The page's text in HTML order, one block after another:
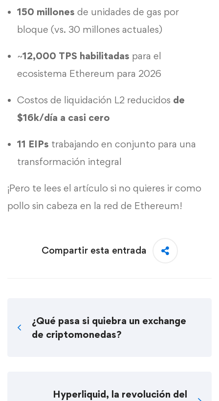
150 millones de unidades de gas por
bloque (vs. 30 millones actuales)
~12,000 TPS habilitadas para el
ecosistema Ethereum para 2026
Costos de liquidación L2 reducidos de
$16k/día a casi cero
11 EIPs trabajando en conjunto para una
transformación integral
¡Pero te lees el artículo si no quieres ir como
pollo sin cabeza en la red de Ethereum!
Compartir esta entrada
¿Qué pasa si quiebra un exchange
de criptomonedas?
Hyperliquid, la revolución del